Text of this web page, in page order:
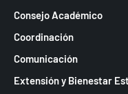
Consejo Académico
Coordinación
Comunicación
Extensión y Bienestar